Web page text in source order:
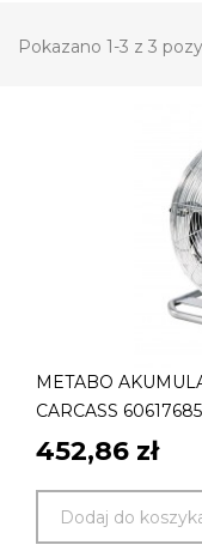
Pokazano 1-3 z 3
METABO
CARCASS
452,86 zł
Dodaj do